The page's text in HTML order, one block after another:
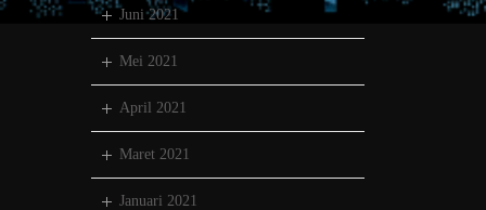
Juni 2021
Mei 2021
April 2021
Maret 2021
Januari 2021